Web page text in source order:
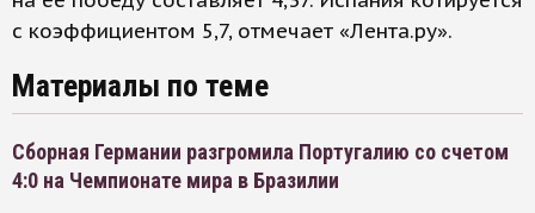
с коэффициентом 5,7, отмечает «Лента.ру».
Материалы по теме
Сборная Германии разгромила Португалию со счетом
4:0 на Чемпионате мира в Бразилии